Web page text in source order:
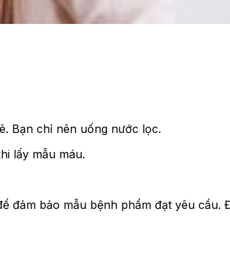
Bạn chỉ nên uống nước lọc.
lấy mẫu máu.
đảm bảo mẫu bệnh phẩm đạt yêu cầu.